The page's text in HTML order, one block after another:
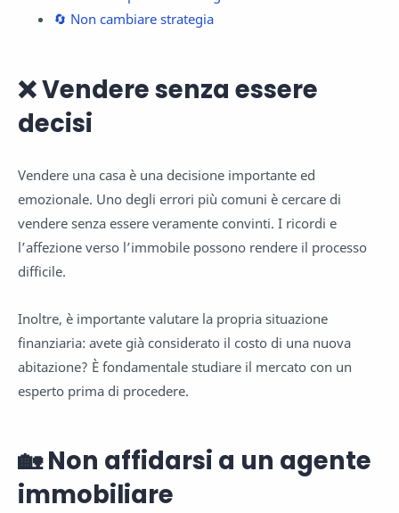
🔄 Non cambiare strategia
❌ Vendere senza essere
decisi
Vendere una casa è una decisione importante ed
emozionale. Uno degli errori più comuni è cercare di
vendere senza essere veramente convinti. I ricordi e
l’affezione verso l’immobile possono rendere il processo
difficile.
Inoltre, è importante valutare la propria situazione
finanziaria: avete già considerato il costo di una nuova
abitazione? È fondamentale studiare il mercato con un
esperto prima di procedere.
🏡 Non affidarsi a un agente
immobiliare